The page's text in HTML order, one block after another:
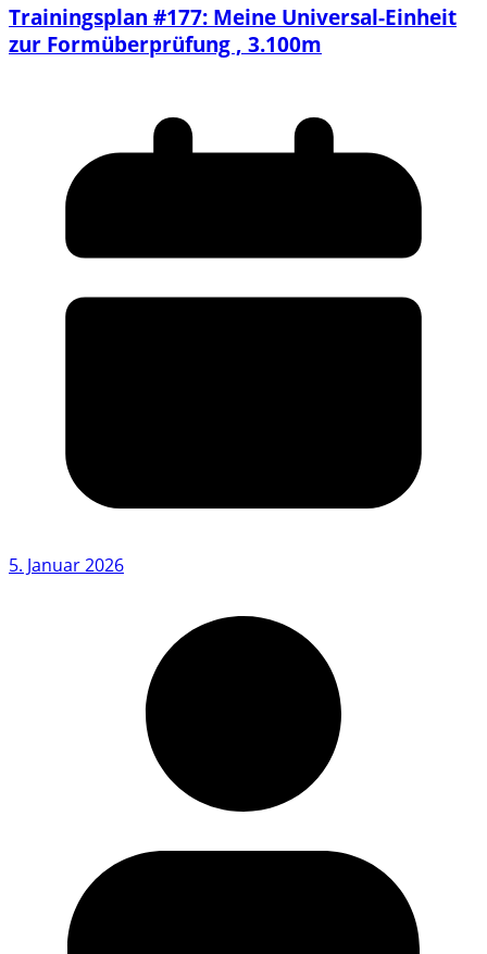
Trainingsplan #177: Meine Universal-Einheit
zur Formüberprüfung , 3.100m
5. Januar 2026